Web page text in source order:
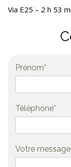
Via E25 – 2 h 53
Prénom*
Téléphone*
Votre